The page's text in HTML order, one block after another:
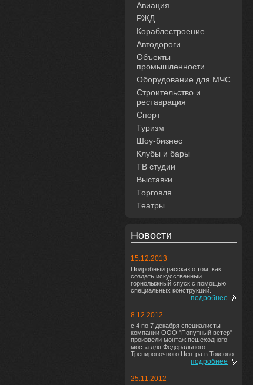
Авиация
РЖД
Кораблестроение
Автодороги
Объекты
промышленности
Оборудование для МЧС
Строительство и
реставрация
Спорт
Туризм
Шоу-бизнес
Клубы и бары
ТВ студии
Выставки
Торговля
Театры
Новости
15.12.2013
Подробный рассказ о том, как
создать искусственный
горнолыжный спуск с помощью
специальных конструкций.
подробнее
8.12.2012
с 4 по 7 декабря специалисты
компании ООО "Попутный ветер"
произвели монтаж пешеходного
моста для Федерального
Тренировочного Центра в Токсово.
подробнее
25.11.2012